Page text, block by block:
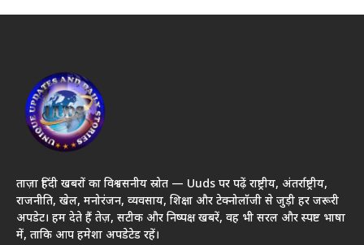
ताज़ा हिंदी खबरों का विश्वसनीय स्रोत — Uuds पर पढ़ें राष्ट्रीय, अंतर्राष्ट्रीय,
राजनीति, खेल, मनोरंजन, व्यवसाय, शिक्षा और टेक्नोलॉजी से जुड़ी हर जरूरी
अपडेट। हम देते हैं तेज़, सटीक और निष्पक्ष खबरें, वह भी सरल और स्पष्ट भाषा
में, ताकि आप हमेशा अपडेटेड रहें।